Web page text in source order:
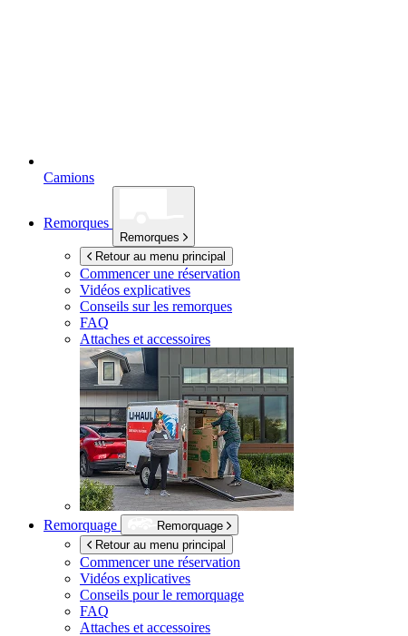
Camions
Remorques
Remorques
Retour au menu principal
Commencer une réservation
Vidéos explicatives
Conseils sur les remorques
FAQ
Attaches et accessoires
Remorquage
Remorquage
Retour au menu principal
Commencer une réservation
Vidéos explicatives
Conseils pour le remorquage
FAQ
Attaches et accessoires